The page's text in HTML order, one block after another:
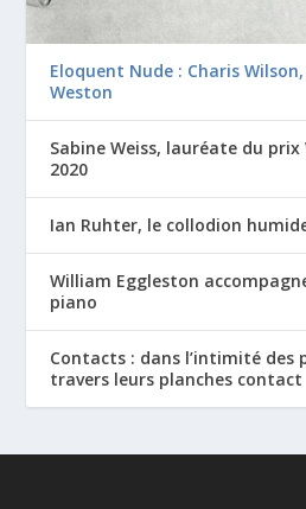
Eloquent Nude : Charis Wilson,
Weston
Sabine Weiss, lauréate du
2020
Ian Ruhter, le collodion
William Eggleston
piano
Contacts : dans l’intimité des
travers leurs planches contact